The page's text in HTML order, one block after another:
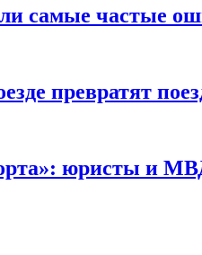
самые частые
превратят
юристы и